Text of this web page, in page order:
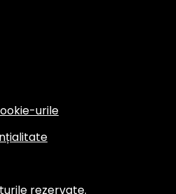
rezervate.
urile